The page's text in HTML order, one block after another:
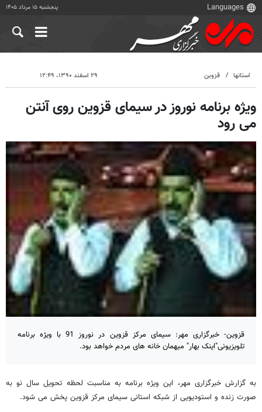
پنجشنبه ۱۵ مرداد ۱۴۰۵
استانها قزوین ۲۹ اسفند ۱۳۹۰، ۱۲:۴۹
ویژه برنامه نوروز در سیمای قزوین روی آنتن
می رود
قزوین- خبرگزاری مهر: سیمای مرکز قزوین در نوروز 91 با ویژه برنامه
تلویزیونی"اینک بهار" میهمان خانه های مردم خواهد بود.
به گزارش خبرگزاری مهر، این ویژه برنامه به مناسبت لحظه تحویل سال نو به
صورت زنده و استودیویی از شبکه استانی سیمای مرکز قزوین پخش می شود.